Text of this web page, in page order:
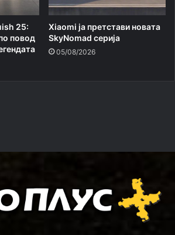
25:
повод
Xiaomi ja претстави новата
SkyNomad серија
05/08/2026